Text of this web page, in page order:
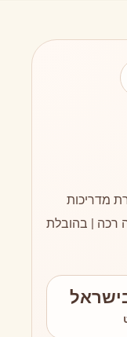
מדריכות
רכה | בהובלת